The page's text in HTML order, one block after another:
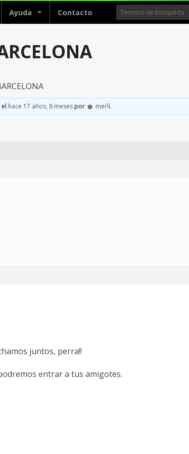
Ayuda Contacto
hace 17 años, 8 mesespor merlí.
juntos, perra!!
entrar a tus amigotes.